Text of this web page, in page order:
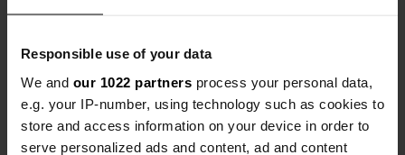
Responsible use of your data
We and our 1022 partners process your personal data,
e.g. your IP-number, using technology such as cookies to
store and access information on your device in order to
serve personalized ads and content, ad and content
Contact